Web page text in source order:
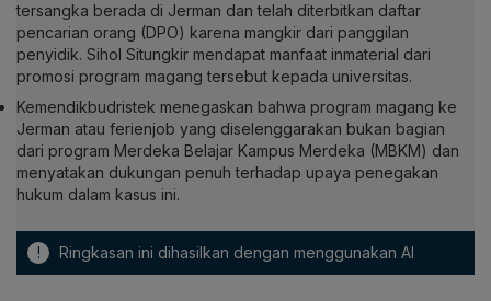
tersangka berada di Jerman dan telah diterbitkan daftar
pencarian orang (DPO) karena mangkir dari panggilan
penyidik. Sihol Situngkir mendapat manfaat inmaterial dari
promosi program magang tersebut kepada universitas.
Kemendikbudristek menegaskan bahwa program magang ke
Jerman atau ferienjob yang diselenggarakan bukan bagian
dari program Merdeka Belajar Kampus Merdeka (MBKM) dan
menyatakan dukungan penuh terhadap upaya penegakan
hukum dalam kasus ini.
! Ringkasan ini dihasilkan dengan menggunakan AI